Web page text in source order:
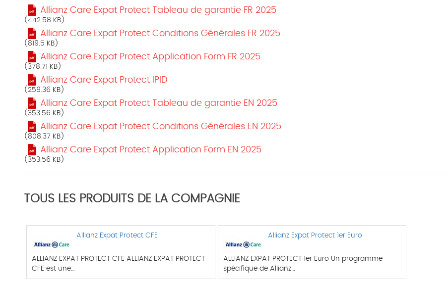
Allianz Care Expat Protect Tableau de garantie FR 2025
(442.58 KB)
Allianz Care Expat Protect Conditions Générales FR 2025
(819.5 KB)
Allianz Care Expat Protect Application Form FR 2025
(378.71 KB)
Allianz Care Expat Protect IPID
(259.36 KB)
Allianz Care Expat Protect Tableau de garantie EN 2025
(353.56 KB)
Allianz Care Expat Protect Conditions Générales EN 2025
(808.37 KB)
Allianz Care Expat Protect Application Form EN 2025
(353.56 KB)
TOUS LES PRODUITS DE LA COMPAGNIE
Allianz Expat Protect CFE
ALLIANZ EXPAT PROTECT CFE ALLIANZ EXPAT PROTECT
CFE est une…
Allianz Expat Protect 1er Euro
ALLIANZ EXPAT PROTECT 1er Euro Un programme
spécifique de Allianz…